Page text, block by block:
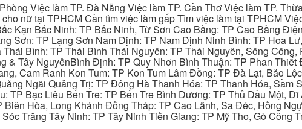
Việc làm TP. Đà Nẵng Việc làm TP. Cần Thơ Việc làm TP.
nữ tại TPHCM Cần tìm việc làm gấp Tìm việc làm tại TPHCM
Kạn Bắc Ninh: TP Bắc Ninh, Từ Sơn Cao Bằng: TP Cao Bằng
Sơn: TP Lạng Sơn Nam Định: TP Nam Định Ninh Bình: TP Hoa
Bình: TP Thái Bình Thái Nguyên: TP Thái Nguyên, Sông
& Tây NguyênBình Định: TP Quy Nhơn Bình Thuận: TP Phan
Cam Ranh Kon Tum: TP Kon Tum Lâm Đồng: TP Đà Lạt, Bảo
Ngãi Quảng Trị: TP Đông Hà Thanh Hóa: TP Thanh Hóa,
TP Bạc Liêu Bến Tre: TP Bến Tre Bình Dương: TP Thủ Dầu Một,
Hòa, Long Khánh Đồng Tháp: TP Cao Lãnh, Sa Đéc, Hồng
Trăng Tây Ninh: TP Tây Ninh Tiền Giang: TP Mỹ Tho, Gò Công